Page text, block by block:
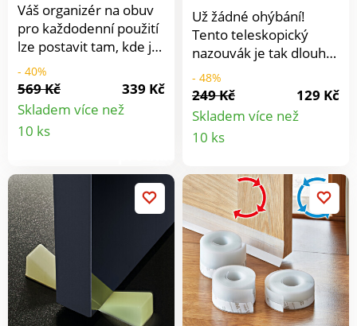
Váš organizér na obuv
pro každodenní použití
lze postavit tam, kde je
právě nejvíc potřeba.
Složený během chvilky,
velmi stabilní. Vaše
obuv se na něm může
vyvětrat a budou vždy
- 40%
569 Kč
339 Kč
Skladem více než
10 ks
Už žádné ohýbání!
Tento teleskopický
nazouvák je tak dlouhý,
jak potřebujete. Díky
klipu pevně drží botu,
abyste do ní mohli
pohodlně vklouznout.
- 48%
249 Kč
129 Kč
Skladem více než
10 ks